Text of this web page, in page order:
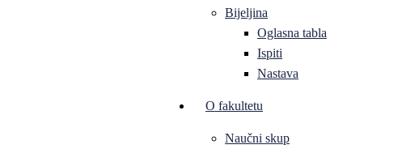
Bijeljina
Oglasna tabla
Ispiti
Nastava
O fakultetu
Naučni skup